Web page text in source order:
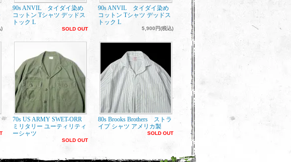
)
90s ANVIL タイダイ染め
コットン Tシャツ デッドス
トック L
SOLD OUT
90s ANVIL タイダイ染め
コットン Tシャツ デッドス
トック L
5,900円(税込)
70s US ARMY SWET-ORR
ミリタリー ユーティリティ
ーシャツ
SOLD OUT
80s Brooks Brothers ストラ
イプ シャツ アメリカ製
SOLD OUT